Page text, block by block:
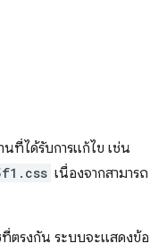
ที่ได้รับการแก้ไข เช่น
เนื่องจากสามารถ
ที่ตรงกัน ระบบจะแสดงข้อ